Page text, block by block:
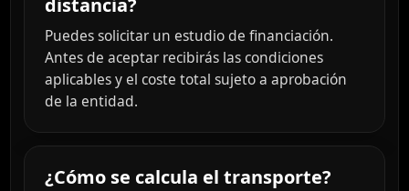
distancia?
Puedes solicitar un estudio de financiación.
Antes de aceptar recibirás las condiciones
aplicables y el coste total sujeto a aprobación
de la entidad.
¿Cómo se calcula el transporte?